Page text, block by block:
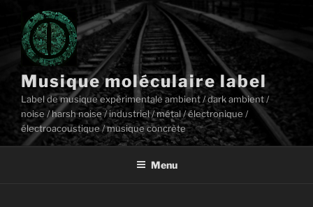
contenu
principal
Musique moléculaire label
Label de musique expérimentale ambient / dark ambient /
noise / harsh noise / industriel / métal / électronique /
électroacoustique / musique concrète
Menu